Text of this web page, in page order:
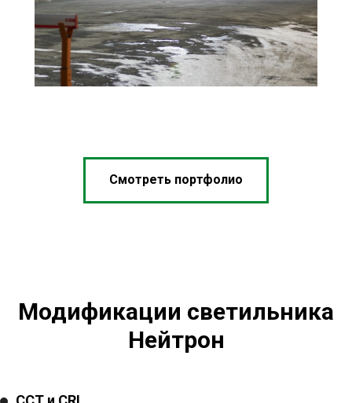
Смотреть портфолио
Модификации светильника
Нейтрон